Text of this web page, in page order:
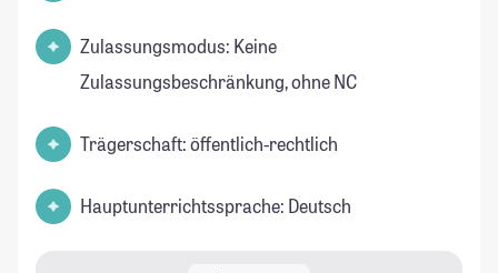
Zulassungsmodus: Keine
Zulassungsbeschränkung, ohne NC
Trägerschaft: öffentlich-rechtlich
Hauptunterrichtssprache: Deutsch